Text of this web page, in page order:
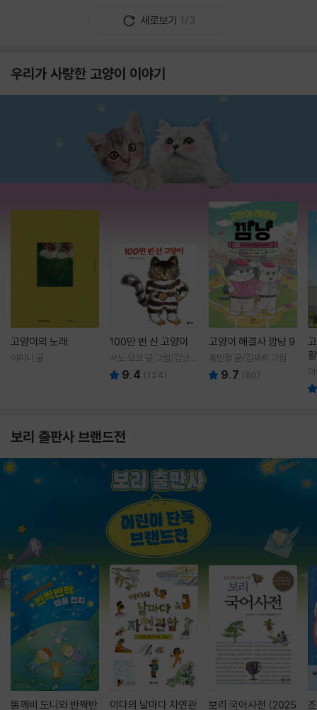
새로보기 1/3
우리가 사랑한 고양이 이야기
고양이의 노래
이미나 글
100만 번 산 고양이
사노 요코 글,그림/김난주
역 9.4 (124)
고양이 해결사 깜냥 9
홍민정 글/김재희 그림
9.7 (60)
보리 출판사 브랜드전
똥깨비 도니와 반짝반
이다의 날마다 자연관
보리 국어사전 (2025